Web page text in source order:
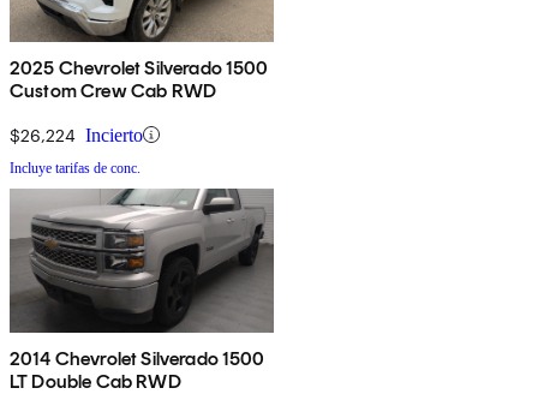
2025 Chevrolet Silverado 1500
Custom Crew Cab RWD
$26,224 Incierto
Incluye tarifas de conc.
2014 Chevrolet Silverado 1500
LT Double Cab RWD